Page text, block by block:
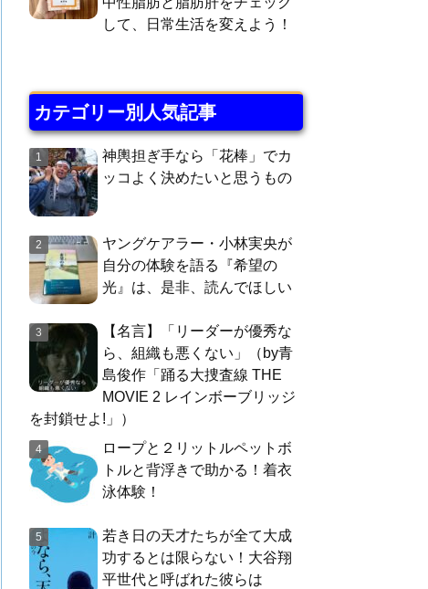
して、日常生活を変えよう！
カテゴリー別人気記事
神輿担ぎ手なら「花棒」でカ
ッコよく決めたいと思うもの
ヤングケアラー・小林実央が
自分の体験を語る『希望の
光』は、是非、読んでほしい
【名言】「リーダーが優秀な
ら、組織も悪くない」（by青
島俊作「踊る大捜査線 THE
MOVIE 2 レインボーブリッジ
を封鎖せよ!」）
ロープと２リットルペットボ
トルと背浮きで助かる！着衣
泳体験！
若き日の天才たちが全て大成
功するとは限らない！大谷翔
平世代と呼ばれた彼らは